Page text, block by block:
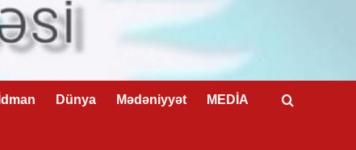
İdman Dünya Mədəniyyət MEDİA